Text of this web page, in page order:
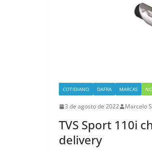
COTIDIANO DAFRA MARCAS
3 de agosto de 2022 Marcelo
TVS Sport 110i
delivery